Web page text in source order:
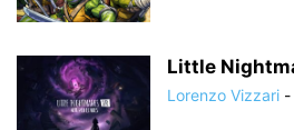
Little
Lorenzo Vizzari -